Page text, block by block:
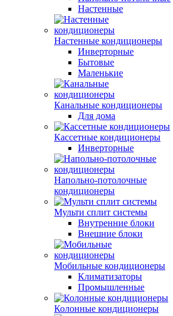
Настенные
Настенные кондиционеры
Инверторные
Бытовые
Маленькие
Канальные кондиционеры
Для дома
Кассетные кондиционеры
Инверторные
Напольно-потолочные
кондиционеры
Мульти сплит системы
Внутренние блоки
Внешние блоки
Мобильные кондиционеры
Климатизаторы
Промышленные
Колонные кондиционеры